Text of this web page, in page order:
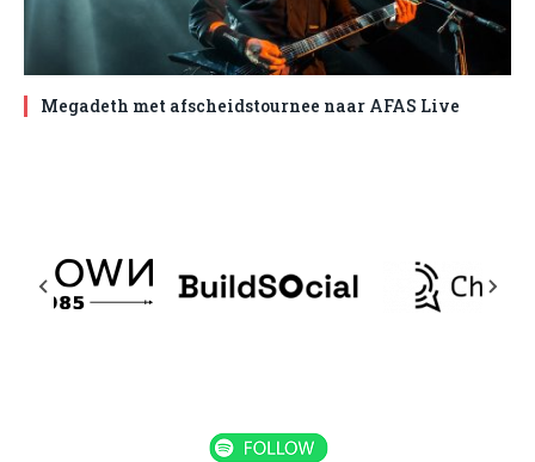
Megadeth met afscheidstournee naar AFAS Live